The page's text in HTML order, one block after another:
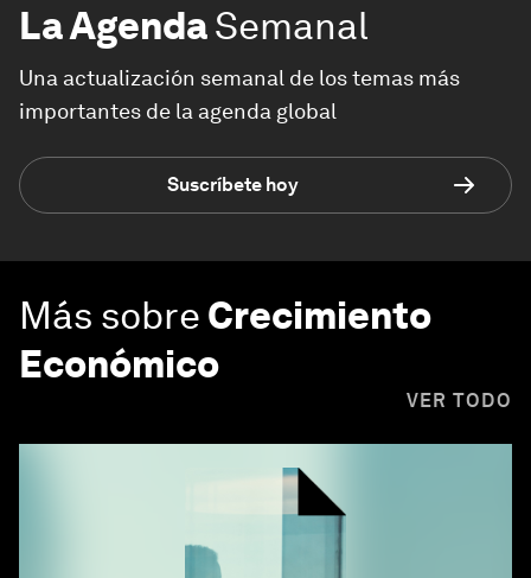
La AgendaSemanal
Una actualización semanal de los temas más
importantes de la agenda global
Suscríbete hoy
Más sobre Crecimiento
Económico
VER TODO